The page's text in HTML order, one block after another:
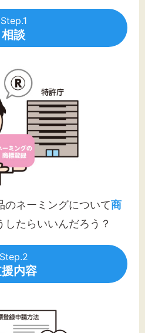
Step.1
相談
のネーミングについて商
したらいいんだろう？
Step.2
内容